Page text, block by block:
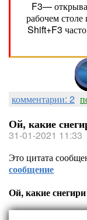
F3—
рабочем
Shift+F3
комментарии: 2
Ой, какие
31-01-2021 11:33
Это цитата
сообщение
Ой, какие